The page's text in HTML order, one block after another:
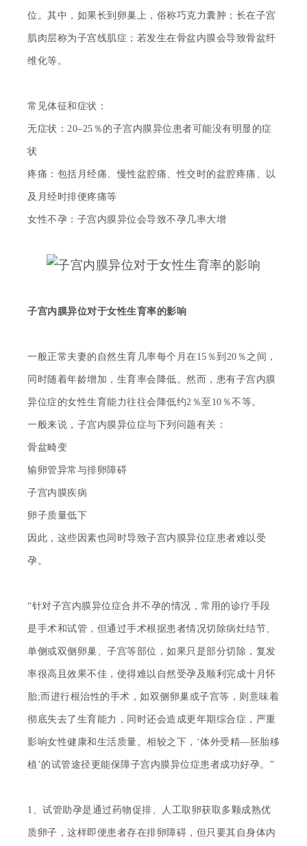
位。其中，如果长到卵巢上，俗称巧克力囊肿；长在子宫
肌肉层称为子宫线肌症；若发生在骨盆内膜会导致骨盆纤
维化等。
常见体征和症状：
无症状： 20–25％的子宫内膜异位患者可能没有明显的症
状
疼痛：包括月经痛、慢性盆腔痛、性交时的盆腔疼痛、以
及月经时排便疼痛等
女性不孕：子宫内膜异位会导致不孕几率大增
子宫内膜异位对于女性生育率的影响
一般正常夫妻的自然生育几率每个月在15％到20％之间，
同时随着年龄增加，生育率会降低。然而，患有子宫内膜
异位症的女性生育能力往往会降低约2％至10％不等。
一般来说，子宫内膜异位症与下列问题有关 ：
骨盆畸变
输卵管异常与排卵障碍
子宫内膜疾病
卵子质量低下
因此，这些因素也同时导致子宫内膜异位症患者难以受
孕。
“针对子宫内膜异位症合并不孕的情况，常用的诊疗手段
是手术和试管，但通过手术根据患者情况切除病灶结节、
单侧或双侧卵巢、子宫等部位，如果只是部分切除，复发
率很高且效果不佳，使得难以自然受孕及顺利完成十月怀
胎;而进行根治性的手术，如双侧卵巢或子宫等，则意味着
彻底失去了生育能力，同时还会造成更年期综合症，严重
影响女性健康和生活质量。相较之下，‘体外受精—胚胎移
植’的试管途径更能保障子宫内膜异位症患者成功好孕。”
1、试管助孕是通过药物促排、人工取卵获取多颗成熟优
质卵子，这样即便患者存在排卵障碍，但只要其自身体内